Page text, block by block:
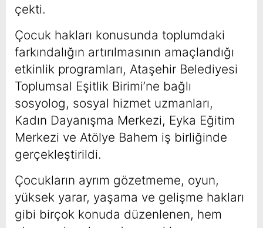
çekti.
Çocuk hakları konusunda toplumdaki
farkındalığın artırılmasının amaçlandığı
etkinlik programları, Ataşehir Belediyesi
Toplumsal Eşitlik Birimi’ne bağlı
sosyolog, sosyal hizmet uzmanları,
Kadın Dayanışma Merkezi, Eyka Eğitim
Merkezi ve Atölye Bahem iş birliğinde
gerçekleştirildi.
Çocukların ayrım gözetmeme, oyun,
yüksek yarar, yaşama ve gelişme hakları
gibi birçok konuda düzenlenen, hem